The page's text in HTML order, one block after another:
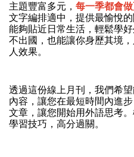
主題豐富多元， 每一季都會
文字編排適中，提供最愉悅
能夠貼近日常生活，輕鬆學
不出國，也能讓你身歷其境
人效果。
透過這份線上月刊，我們希
內容，讓您在最短時間內進
文章，讓您開始用外語思考
學習技巧，高分過關。